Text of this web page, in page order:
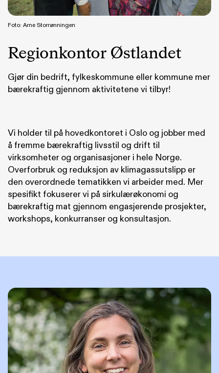
Regionkontor Østlandet
Gjør din bedrift, fylkeskommune eller kommune mer
bærekraftig gjennom aktivitetene vi tilbyr!
Foto: Arne Storrønningen
Vi holder til på hovedkontoret i Oslo og jobber med
å fremme bærekraftig livsstil og drift til
virksomheter og organisasjoner i hele Norge.
Overforbruk og reduksjon av klimagassutslipp er
den overordnede tematikken vi arbeider med. Mer
spesifikt fokuserer vi på sirkulærøkonomi og
bærekraftig mat gjennom engasjerende prosjekter,
workshops, konkurranser og konsultasjon.